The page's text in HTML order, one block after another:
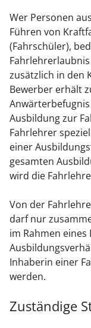
Wer Personen
Führen von
(Fahrschüler),
zusätzlich in den
Bewerber erhält
Ausbildung zur
Fahrlehrer
einer
gesamten
wird die
Von der
darf nur
im Rahmen
Inhaberin einer
werden.
Zuständige